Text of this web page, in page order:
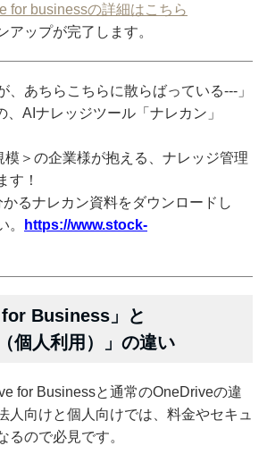
for businessの詳細はこちら
アップが完了します。
、あちらこちらに散らばっている---」
、AIナレッジツール「ナレカン」
模＞の企業様が抱える、ナレッジ管理
す！
るナレカン資料をダウンロードし
。
https://www.stock-
for Business」と
個人利用）」の違い
for Businessと通常のOneDriveの違
人向けと個人向けでは、料金やセキュ
るので必見です。